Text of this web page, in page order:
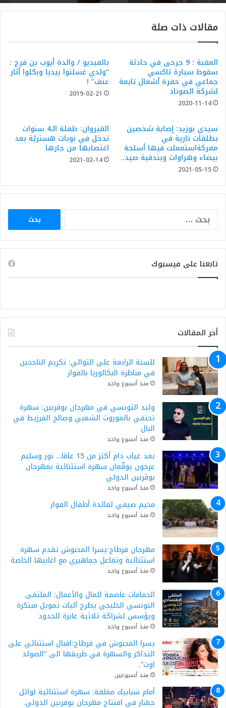
مقالات ذات صلة
العقبة : 9 جرحى في حادثة
سقوط سيارة تاكسي
جماعي في حفرة أشغال تابعة
لشركة الصوناد
2020-11-14
بالفيديو / والدة أيوب بن فرج :
“ولدي غسلتوا بيديا وبكلوا أثار
عنف” !
2019-02-21
سيدي بوزيد: إصابة شخصين
بطلقات نارية في
معركةاستعملت فيها أسلحة
بيضاء وهراوات وبندقية صيد..
2021-05-15
القيروان: طفلة الـ4 سنوات
تدخل في نوبات هستريّة بعد
اغتصابها من جارها
2021-02-14
البحث
تابعنا على فيسبوك
أخر المقالات
للسنة الرابعة على التوالي: تكريم الناجحين
في مناظرة البكالوريا بالفوار
منذ أسبوع واحد
وليد التونسي في مهرجان بوقرنين: سهرة
تحتفي بالموروث الشعبي وصالح الفرزيط في
البال
منذ أسبوع واحد
بعد غياب دام أكثر من 15 عامًا… نور وسليم
عرجون يوقّعان سهرة استثنائية بمهرجان
بوڨرنين الدولي
منذ أسبوع واحد
مخيم صيفي لفائدة أطفال الفوار
منذ أسبوع واحد
مهرجان قرطاج:يسرا المحنوش تقدم سهرة
استثنائية وتفاعل جماهيري مع اغانيها الخاصة
منذ أسبوع واحد
الحمامات عاصمة للمال والأعمال: الملتقى
التونسي الخليجي يطرح آليات تمويل مبتكرة
ويؤسس لشراكة ثلاثية عابرة للحدود
منذ أسبوع واحد
يسرا المحنوش في قرطاج:اقبال استثنائي على
التذاكر والسهرة في طريقها الى “الصولد
اوت”.
منذ أسبوعين
أمام شبابيك مغلقة: سهرة استثنائية لوائل
جسّار في افتتاح مهرجان بوقرنين الدولي.